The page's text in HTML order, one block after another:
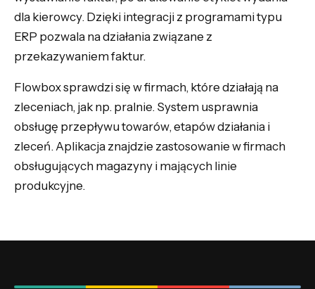
dla kierowcy. Dzięki integracji z programami typu
ERP pozwala na działania związane z
przekazywaniem faktur.
Flowbox sprawdzi się w firmach, które działają na
zleceniach, jak np. pralnie. System usprawnia
obsługę przepływu towarów, etapów działania i
zleceń. Aplikacja znajdzie zastosowanie w firmach
obsługujących magazyny i mających linie
produkcyjne.